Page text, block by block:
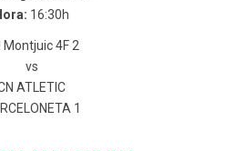
16:30h
Montjuic 4F 2
vs
ATLETIC
1